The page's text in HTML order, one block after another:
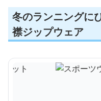
冬のランニングに
襟ジップウェア